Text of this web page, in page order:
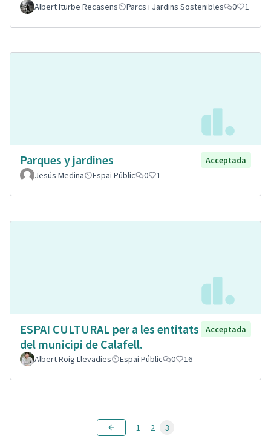
Albert Iturbe Recasens Parcs i Jardins Sostenibles 0 1
Parques y jardines
Acceptada
Jesús Medina
Espai Públic 0 1
ESPAI CULTURAL per a les entitats
del municipi de Calafell.
Acceptada
Albert Roig Llevadies Espai Públic 0 16
1 2 3